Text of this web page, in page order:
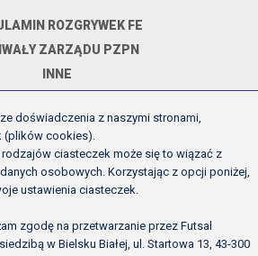
ROZGRYWEK FE
ZARZĄDU PZPN
INNE
(c) Futsal Ekstraklasa 2026
by Fabryka w chmurach
doświadczenia z naszymi stronami,
(plików cookies).
ciasteczek może się to wiązać z
osobowych. Korzystając z opcji poniżej,
ustawienia ciasteczek.
zgodę na przetwarzanie przez Futsal
w Bielsku Białej, ul. Startowa 13, 43-300